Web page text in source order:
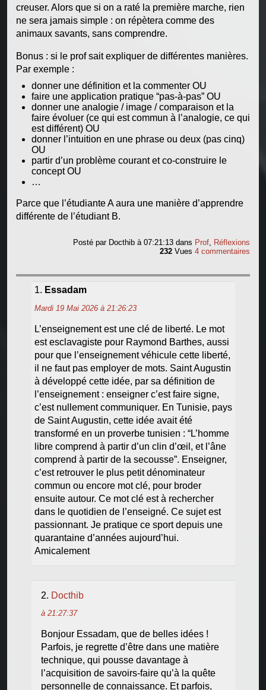
creuser. Alors que si on a raté la première marche, rien
ne sera jamais simple : on répètera comme des
animaux savants, sans comprendre.
Bonus : si le prof sait expliquer de différentes manières.
Par exemple :
donner une définition et la commenter OU
faire une application pratique “pas-à-pas” OU
donner une analogie / image / comparaison et la
faire évoluer (ce qui est commun à l’analogie, ce qui
est différent) OU
donner l’intuition en une phrase ou deux (pas cinq)
OU
partir d’un problème courant et co-construire le
concept OU
…
Parce que l’étudiante A aura une manière d’apprendre
différente de l’étudiant B.
Posté par Docthib à 07:21:13dans Prof, Réflexions
232 Vues4 commentaires
Essadam
Mardi 19 Mai 2026 à 21:26:23
L’enseignement est une clé de liberté. Le mot
est esclavagiste pour Raymond Barthes, aussi
pour que l’enseignement véhicule cette liberté,
il ne faut pas employer de mots. Saint Augustin
à développé cette idée, par sa définition de
l’enseignement : enseigner c’est faire signe,
c’est nullement communiquer. En Tunisie, pays
de Saint Augustin, cette idée avait été
transformé en un proverbe tunisien : “L’homme
libre comprend à partir d’un clin d’œil, et l’âne
comprend à partir de la secousse”. Enseigner,
c’est retrouver le plus petit dénominateur
commun ou encore mot clé, pour broder
ensuite autour. Ce mot clé est à rechercher
dans le quotidien de l’enseigné. Ce sujet est
passionnant. Je pratique ce sport depuis une
quarantaine d’années aujourd’hui.
Amicalement
Docthib
à 21:27:37
Bonjour Essadam, que de belles idées !
Parfois, je regrette d’être dans une matière
technique, qui pousse davantage à
l’acquisition de savoirs-faire qu’à la quête
personnelle de connaissance. Et parfois,